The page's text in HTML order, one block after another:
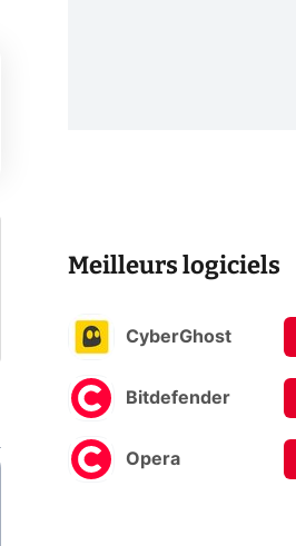
Meilleurs logiciels
CyberGhost
Bitdefender
Opera